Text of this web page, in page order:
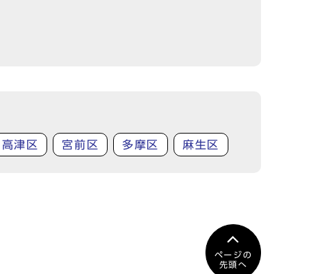
高津区 宮前区 多摩区 麻生区
ページの
先頭へ